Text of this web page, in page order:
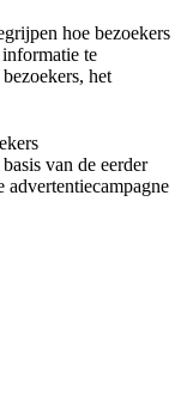
hoe bezoekers
te
het
van de eerder
advertentiecampagne